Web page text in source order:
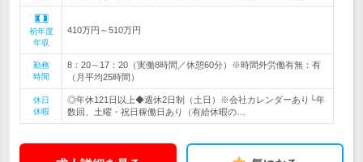
初年度
年収
410万円～510万円
勤務
時間
8：20～17：20（実働8時間／休憩60分）※時間外労働有無：有
（月平均25時間）
休日
休暇
◎年休121日以上◆週休2日制（土日）※会社カレンダーあり└年
数回、土曜・祝日稼働日あり（有給休暇の…